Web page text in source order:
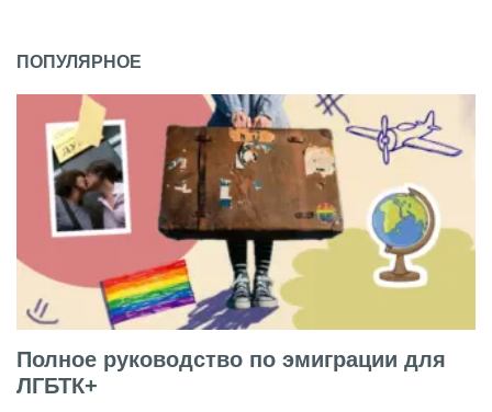
ПОПУЛЯРНОЕ
Полное руководство по эмиграции для
ЛГБТК+